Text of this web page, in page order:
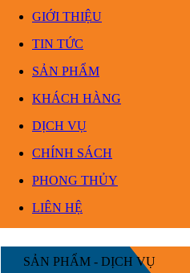
GIỚI THIỆU
TIN TỨC
SẢN PHẨM
KHÁCH HÀNG
DỊCH VỤ
CHÍNH SÁCH
PHONG THỦY
LIÊN HỆ
SẢN PHẨM - DỊCH VỤ